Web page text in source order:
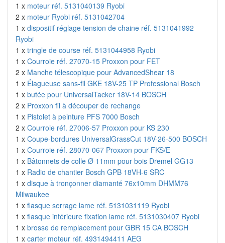
1 x moteur réf. 5131040139 Ryobi
2 x moteur Ryobi réf. 5131042704
1 x dispositif réglage tension de chaine réf. 5131041992
Ryobi
1 x tringle de course réf. 5131044958 Ryobi
1 x Courroie réf. 27070-15 Proxxon pour FET
2 x Manche télescopique pour AdvancedShear 18
1 x Élagueuse sans-fil GKE 18V-25 TP Professional Bosch
1 x butée pour UniversalTacker 18V-14 BOSCH
2 x Proxxon fil à découper de rechange
1 x Pistolet à peinture PFS 7000 Bosch
2 x Courroie réf. 27006-57 Proxxon pour KS 230
1 x Coupe-bordures UniversalGrassCut 18V-26-500 BOSCH
1 x Courroie réf. 28070-067 Proxxon pour FKS/E
1 x Bâtonnets de colle Ø 11mm pour bois Dremel GG13
1 x Radio de chantier Bosch GPB 18VH-6 SRC
1 x disque à tronçonner diamanté 76x10mm DHMM76
Milwaukee
1 x flasque serrage lame réf. 5131031119 Ryobi
1 x flasque intérieure fixation lame réf. 5131030407 Ryobi
1 x brosse de remplacement pour GBR 15 CA BOSCH
1 x carter moteur réf. 4931494411 AEG